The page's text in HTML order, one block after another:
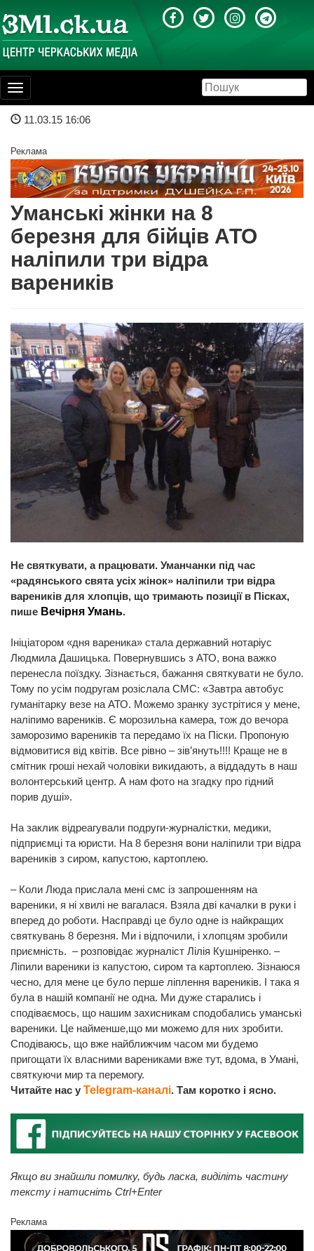
Toggle
navigation
11.03.15 16:06
Реклама
Уманські жінки на 8
березня для бійців АТО
наліпили три відра
вареників
Не святкувати, а працювати. Уманчанки під час
«радянського свята усіх жінок» наліпили три відра
вареників для хлопців, що тримають позиції в Пісках,
пише Вечірня Умань.
Ініціатором «дня вареника» стала державний нотаріус
Людмила Дашицька. Повернувшись з АТО, вона важко
перенесла поїздку. Зізнається, бажання святкувати не було.
Тому по усім подругам розіслала СМС: «Завтра автобус
гуманітарку везе на АТО. Можемо зранку зустрітися у мене,
наліпимо вареників. Є морозильна камера, тож до вечора
заморозимо вареників та передамо їх на Піски. Пропоную
відмовитися від квітів. Все рівно – зів’януть!!!! Краще не в
смітник гроші нехай чоловіки викидають, а віддадуть в наш
волонтерський центр. А нам фото на згадку про гідний
порив душі».
На заклик відреагували подруги-журналістки, медики,
підприємці та юристи. На 8 березня вони наліпили три відра
вареників з сиром, капустою, картоплею.
– Коли Люда прислала мені смс із запрошенням на
вареники, я ні хвилі не вагалася. Взяла дві качалки в руки і
вперед до роботи. Насправді це було одне із найкращих
святкувань 8 березня. Ми і відпочили, і хлопцям зробили
приємність. – розповідає журналіст Лілія Кушніренко. –
Ліпили вареники із капустою, сиром та картоплею. Зізнаюся
чесно, для мене це було перше ліплення вареників. І така я
була в нашій компанії не одна. Ми дуже старались і
сподіваємось, що нашим захисникам сподобались уманські
вареники. Це найменше,що ми можемо для них зробити.
Сподіваюсь, що вже найближчим часом ми будемо
пригощати їх власними варениками вже тут, вдома, в Умані,
святкуючи мир та перемогу.
Читайте нас у Telegram-каналі. Там коротко і ясно.
Якщо ви знайшли помилку, будь ласка, виділіть частину
тексту і натисніть Ctrl+Enter
Реклама